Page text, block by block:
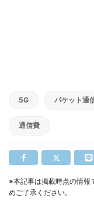
5G パケット通
通信費
※本記事は掲載時点の情報
めご了承ください。